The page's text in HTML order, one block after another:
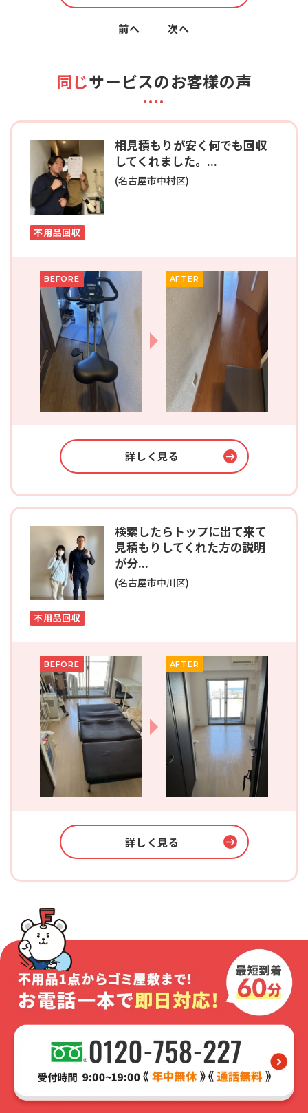
前へ 次へ
同じサービスのお客様の声
相見積もりが安く何でも回収
してくれました。...
(名古屋市中村区)
不用品回収
BEFORE AFTER
詳しく見る
検索したらトップに出て来て
見積もりしてくれた方の説明
が分...
(名古屋市中川区)
不用品回収
BEFORE AFTER
詳しく見る